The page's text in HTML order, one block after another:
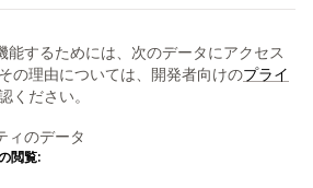
能するためには、次のデータにアクセス
の理由については、開発者向けのプライ
ください。
ィのデータ
閲覧: